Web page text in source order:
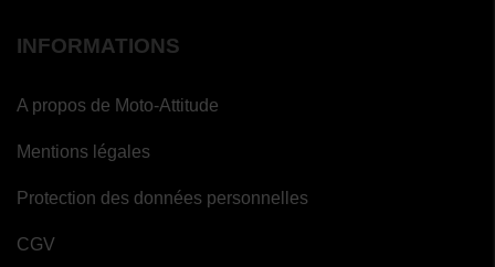
INFORMATIONS
A propos de Moto-Attitude
Mentions légales
Protection des données personnelles
CGV